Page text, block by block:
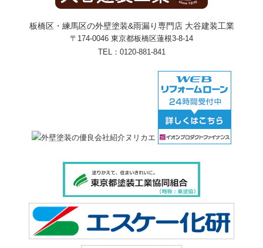
板橋区・練馬区の外壁塗装&雨漏り専門店 大谷建装工業
〒174-0046 東京都板橋区蓮根3-8-14
TEL： 0120-881-841